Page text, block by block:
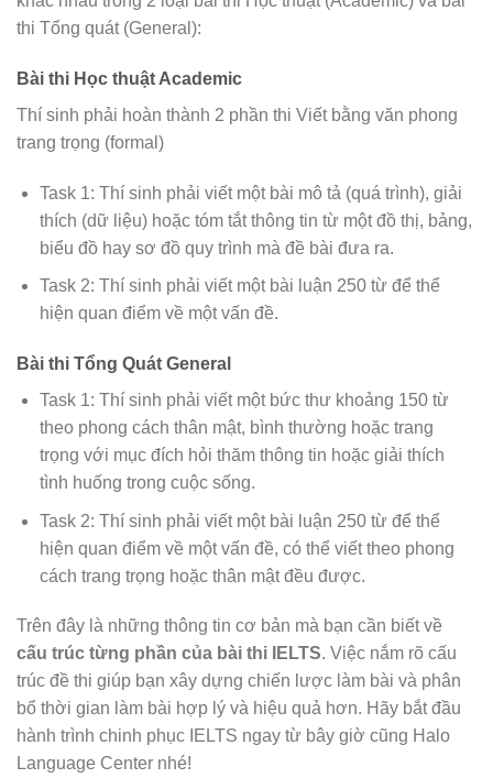
thi Tổng quát (General):
Bài thi Học thuật Academic
Thí sinh phải hoàn thành 2 phần thi Viết bằng văn phong
trang trọng (formal)
Task 1: Thí sinh phải viết một bài mô tả (quá trình), giải
thích (dữ liệu) hoặc tóm tắt thông tin từ một đồ thị, bảng,
biểu đồ hay sơ đồ quy trình mà đề bài đưa ra.
Task 2: Thí sinh phải viết một bài luận 250 từ để thể
hiện quan điểm về một vấn đề.
Bài thi Tổng Quát General
Task 1: Thí sinh phải viết một bức thư khoảng 150 từ
theo phong cách thân mật, bình thường hoặc trang
trọng với mục đích hỏi thăm thông tin hoặc giải thích
tình huống trong cuộc sống.
Task 2: Thí sinh phải viết một bài luận 250 từ để thể
hiện quan điểm về một vấn đề, có thể viết theo phong
cách trang trọng hoặc thân mật đều được.
Trên đây là những thông tin cơ bản mà bạn cần biết về
cấu trúc từng phần của bài thi IELTS. Việc nắm rõ cấu
trúc đề thi giúp bạn xây dựng chiến lược làm bài và phân
bổ thời gian làm bài hợp lý và hiệu quả hơn. Hãy bắt đầu
hành trình chinh phục IELTS ngay từ bây giờ cũng Halo
Language Center nhé!